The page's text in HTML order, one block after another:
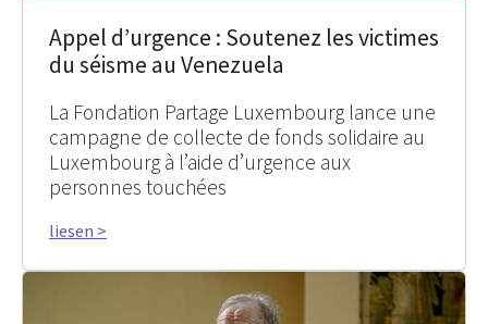
Appel d’urgence : Soutenez les victimes
du séisme au Venezuela
La Fondation Partage Luxembourg lance une
campagne de collecte de fonds solidaire au
Luxembourg à l’aide d’urgence aux
personnes touchées
liesen >